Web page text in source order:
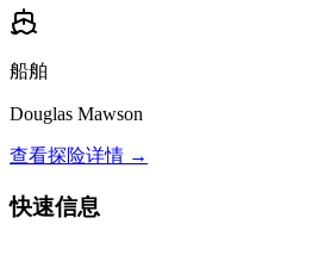
船舶
Douglas Mawson
查看探险详情 →
快速信息